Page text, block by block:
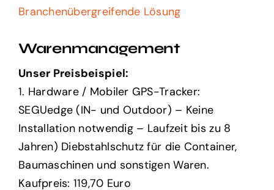
Warenmanagement
1. Hardware / Mobiler GPS-Tracker:
SEGUedge (IN- und Outdoor) – Keine
Installation notwendig – Laufzeit bis zu 8
Jahren) Diebstahlschutz für die Container,
Baumaschinen und sonstigen Waren.
Kaufpreis: 119,70 Euro
2. Monatliche Kosten: 9,49 Euro inkl.
weltweite SIM-Karte und Service